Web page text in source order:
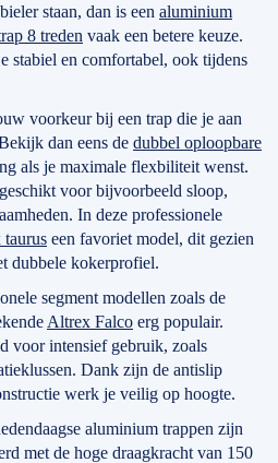
staan, dan is een aluminium
8 treden vaak een betere keuze.
stabiel en comfortabel, ook tijdens
voorkeur bij een trap die je aan
dan eens de dubbel oploopbare
als je maximale flexbiliteit wenst.
voor bijvoorbeeld sloop,
In deze professionele
een favoriet model, dit gezien
dubbele kokerprofiel.
segment modellen zoals de
Altrex Falco erg populair.
voor intensief gebruik, zoals
Dank zijn de antislip
werk je veilig op hoogte.
aluminium trappen zijn
met de hoge draagkracht van 150